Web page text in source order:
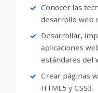
Conocer las
desarrollo web
Desarrollar,
aplicaciones
estándares del
Crear páginas
HTML5 y CSS3.